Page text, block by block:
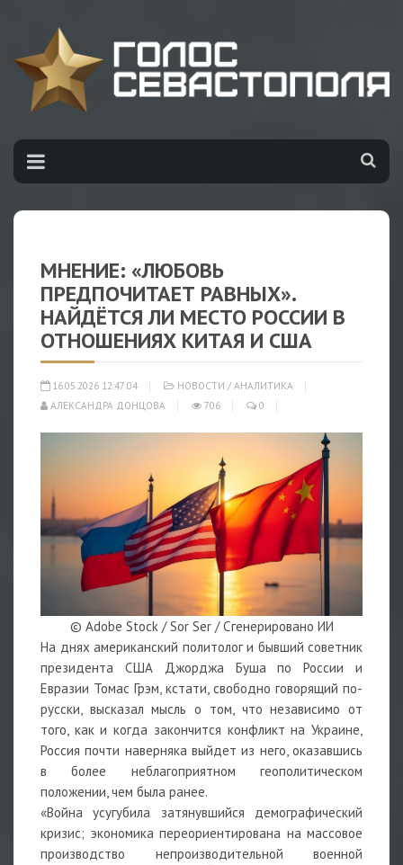
МНЕНИЕ: «ЛЮБОВЬ
ПРЕДПОЧИТАЕТ РАВНЫХ».
НАЙДЁТСЯ ЛИ МЕСТО РОССИИ В
ОТНОШЕНИЯХ КИТАЯ И США
16.05.2026 12:47:04 НОВОСТИ / АНАЛИТИКА
АЛЕКСАНДРА ДОНЦОВА
706 0
© Adobe Stock / Sor Ser / Сгенерировано ИИ
На днях американский политолог и бывший советник
президента США Джорджа Буша по России и
Евразии Томас Грэм, кстати, свободно говорящий по-
русски, высказал мысль о том, что независимо от
того, как и когда закончится конфликт на Украине,
Россия почти наверняка выйдет из него, оказавшись
в более неблагоприятном геополитическом
положении, чем была ранее.
«Война усугубила затянувшийся демографический
кризис; экономика переориентирована на массовое
производство непроизводительной военной